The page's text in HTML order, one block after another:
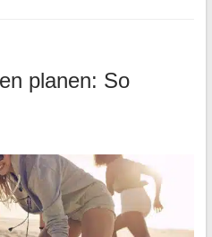
planen: So